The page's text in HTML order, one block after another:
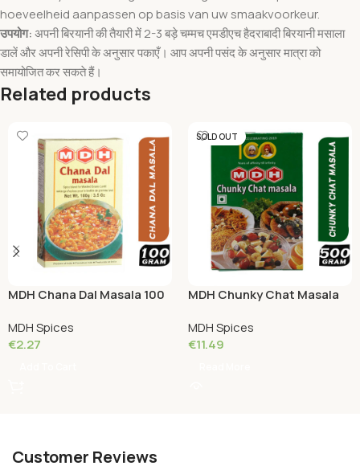
hoeveelheid aanpassen op basis van uw smaakvoorkeur.
उपयोग:अपनी बिरयानी की तैयारी में 2-3 बड़े चम्मच एमडीएच हैदराबादी बिरयानी मसाला
डालें और अपनी रेसिपी के अनुसार पकाएँ। आप अपनी पसंद के अनुसार मात्रा को
समायोजित कर सकते हैं।
Related products
MDH Chana Dal Masala 100
MDH Spices
€2.27
SOLD OUT
MDH Chunky Chat Masala
MDH Spices
€11.49
Customer Reviews